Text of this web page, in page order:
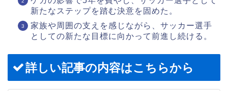
新たなステップを踏む決意を固めた。
家族や周囲の支えを感じながら、サッカー選手
としての新たな目標に向かって前進し続ける。
詳しい記事の内容はこちらから